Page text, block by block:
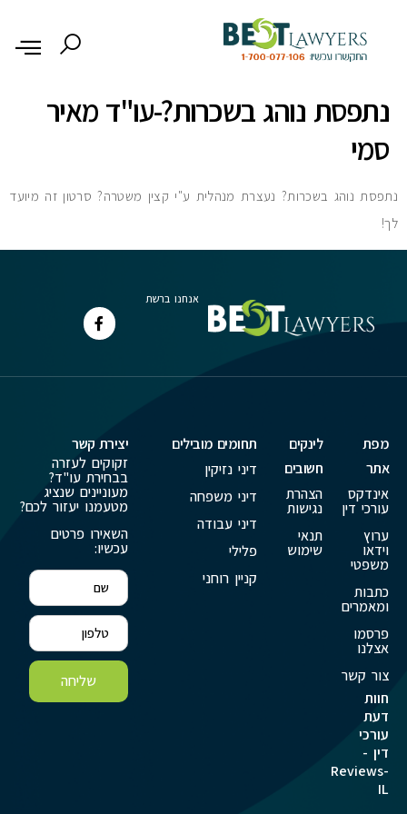
נתפסת נוהג בשכרות?-עו"ד מאיר
סמי
נתפסת נוהג בשכרות? נעצרת מנהלית ע"י קצין משטרה? סרטון זה מיועד
לך!
אנחנו ברשת
מפת
אתר
אינדקס
עורכי דין
ערוץ
וידאו
משפטי
כתבות
ומאמרים
פרסמו
אצלנו
צור קשר
חוות
דעת
עורכי
דין -
Reviews-
IL
לינקים
חשובים
הצהרת
נגישות
תנאי
שימוש
תחומים מובילים
דיני נזיקין
דיני משפחה
דיני עבודה
פלילי
קניין רוחני
יצירת קשר
זקוקים לעזרה
בבחירת עו"ד?
מעוניינים שנציג
מטעמנו יעזור לכם?
השאירו פרטים
עכשיו:
שליחה